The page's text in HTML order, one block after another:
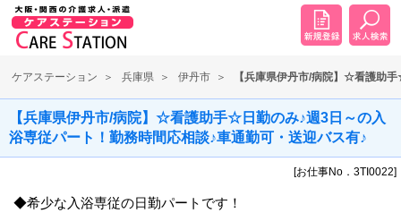
ケアステーション 兵庫県 伊丹市 【兵庫県伊丹市/病院】☆看護助
【兵庫県伊丹市/病院】☆看護助手☆日勤のみ♪週3日～の入
浴専従パート！勤務時間応相談♪車通勤可・送迎バス有♪
[お仕事No．3TI0022]
◆希少な入浴専従の日勤パートです！